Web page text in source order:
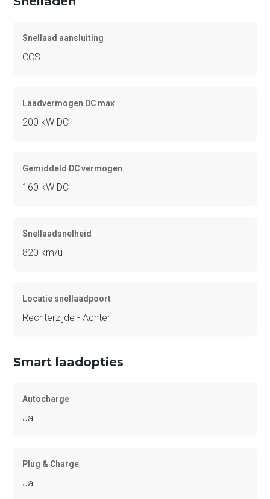
Snellaad aansluiting
CCS
Laadvermogen DC max
200 kW DC
Gemiddeld DC vermogen
160 kW DC
Snellaadsnelheid
820 km/u
Locatie snellaadpoort
Rechterzijde - Achter
Smart laadopties
Autocharge
Ja
Plug & Charge
Ja